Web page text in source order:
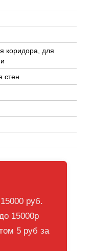
коридора, для
стен
руб.
15000р
5 руб за